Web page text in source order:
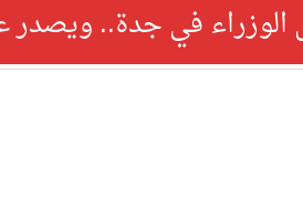
في جدة.. ويصدر